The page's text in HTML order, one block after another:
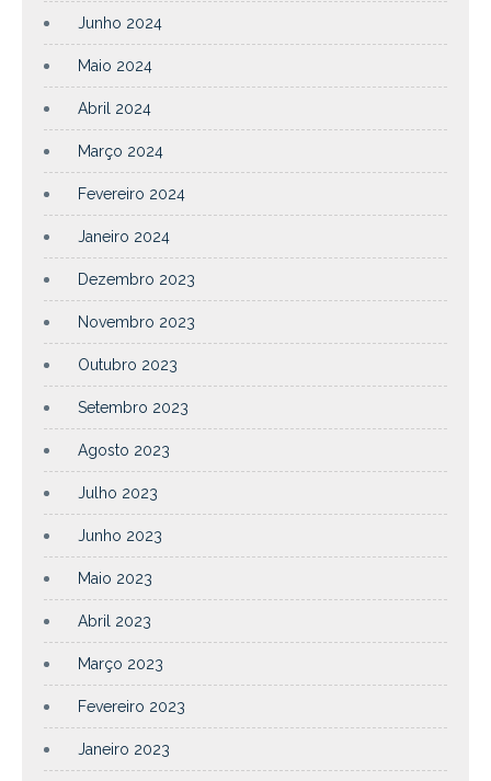
Junho 2024
Maio 2024
Abril 2024
Março 2024
Fevereiro 2024
Janeiro 2024
Dezembro 2023
Novembro 2023
Outubro 2023
Setembro 2023
Agosto 2023
Julho 2023
Junho 2023
Maio 2023
Abril 2023
Março 2023
Fevereiro 2023
Janeiro 2023